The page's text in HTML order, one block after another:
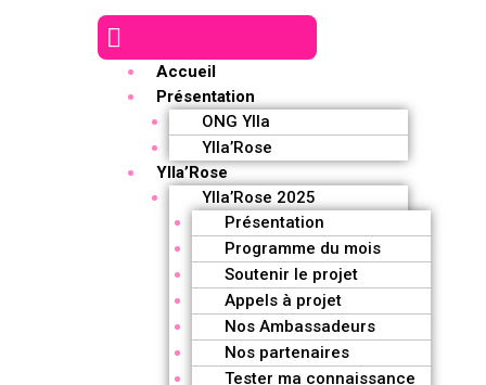
Accueil
Présentation
ONG Ylla
Ylla’Rose
Ylla’Rose
Ylla’Rose 2025
Présentation
Programme du mois
Soutenir le projet
Appels à projet
Nos Ambassadeurs
Nos partenaires
Tester ma connaissance